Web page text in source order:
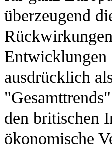
überzeugend
Entwicklungen
ausdrücklich
den britischen
ökonomische